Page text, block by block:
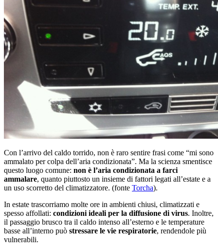
Con l’arrivo del caldo torrido, non è raro sentire frasi come “mi sono
ammalato per colpa dell’aria condizionata”. Ma la scienza smentisce
questo luogo comune: non è l’aria condizionata a farci
ammalare, quanto piuttosto un insieme di fattori legati all’estate e a
un uso scorretto del climatizzatore. (fonte Torcha).
In estate trascorriamo molte ore in ambienti chiusi, climatizzati e
spesso affollati: condizioni ideali per la diffusione di virus. Inoltre,
il passaggio brusco tra il caldo intenso all’esterno e le temperature
basse all’interno può stressare le vie respiratorie, rendendole più
vulnerabili.